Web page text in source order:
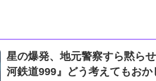
星の爆発、地元警察すら黙ら
河鉄道999』どう考えてもおか